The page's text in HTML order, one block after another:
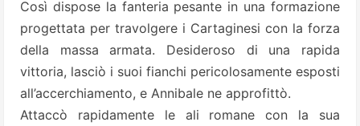
Così dispose la fanteria pesante in una formazione
progettata per travolgere i Cartaginesi con la forza
della massa armata. Desideroso di una rapida
vittoria, lasciò i suoi fianchi pericolosamente esposti
all’accerchiamento, e Annibale ne approfittò.
Attaccò rapidamente le ali romane con la sua